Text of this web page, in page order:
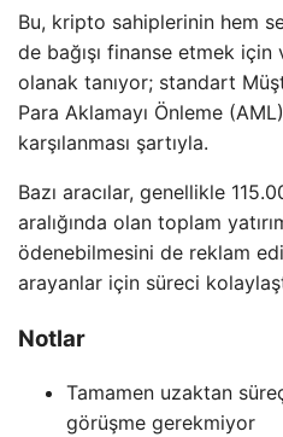
Bu, kripto sahiplerinin hem
de bağışı finanse etmek için
olanak tanıyor; standart
Para Aklamayı Önleme
karşılanması şartıyla.
Bazı aracılar, genellikle
aralığında olan toplam
ödenebilmesini de reklam
arayanlar için süreci
Notlar
Tamamen uzaktan
görüşme gerekmiyor